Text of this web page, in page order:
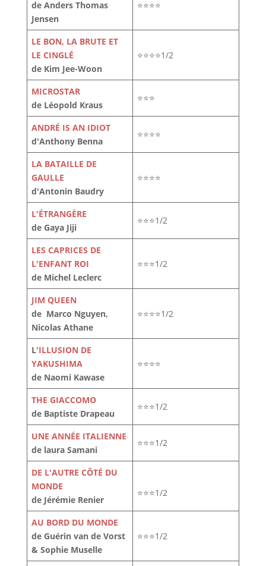
de Anders Thomas
Jensen
⭐⭐⭐⭐
LE BON, LA BRUTE ET
LE CINGLÉ
de Kim Jee-Woon
⭐⭐⭐⭐1/2
MICROSTAR
de Léopold Kraus
⭐⭐⭐
ANDRÉ IS AN IDIOT
d'Anthony Benna
⭐⭐⭐⭐
LA BATAILLE DE
GAULLE
d'Antonin Baudry
⭐⭐⭐⭐
L'ÉTRANGÈRE
de Gaya Jiji
⭐⭐⭐1/2
LES CAPRICES DE
L'ENFANT ROI
de Michel Leclerc
⭐⭐⭐1/2
JIM QUEEN
de Marco Nguyen,
Nicolas Athane
⭐⭐⭐⭐1/2
L'ILLUSION DE
YAKUSHIMA
de Naomi Kawase
⭐⭐⭐⭐
THE GIACCOMO
de Baptiste Drapeau
⭐⭐⭐1/2
UNE ANNÉE ITALIENNE
de laura Samani
⭐⭐⭐1/2
DE L'AUTRE CÔTÉ DU
MONDE
de Jérémie Renier
⭐⭐⭐1/2
AU BORD DU MONDE
de Guérin van de Vorst
& Sophie Muselle
⭐⭐⭐1/2